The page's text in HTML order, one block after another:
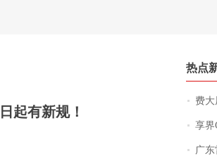
起有新规！
热点
费大厨
享界
广东雷